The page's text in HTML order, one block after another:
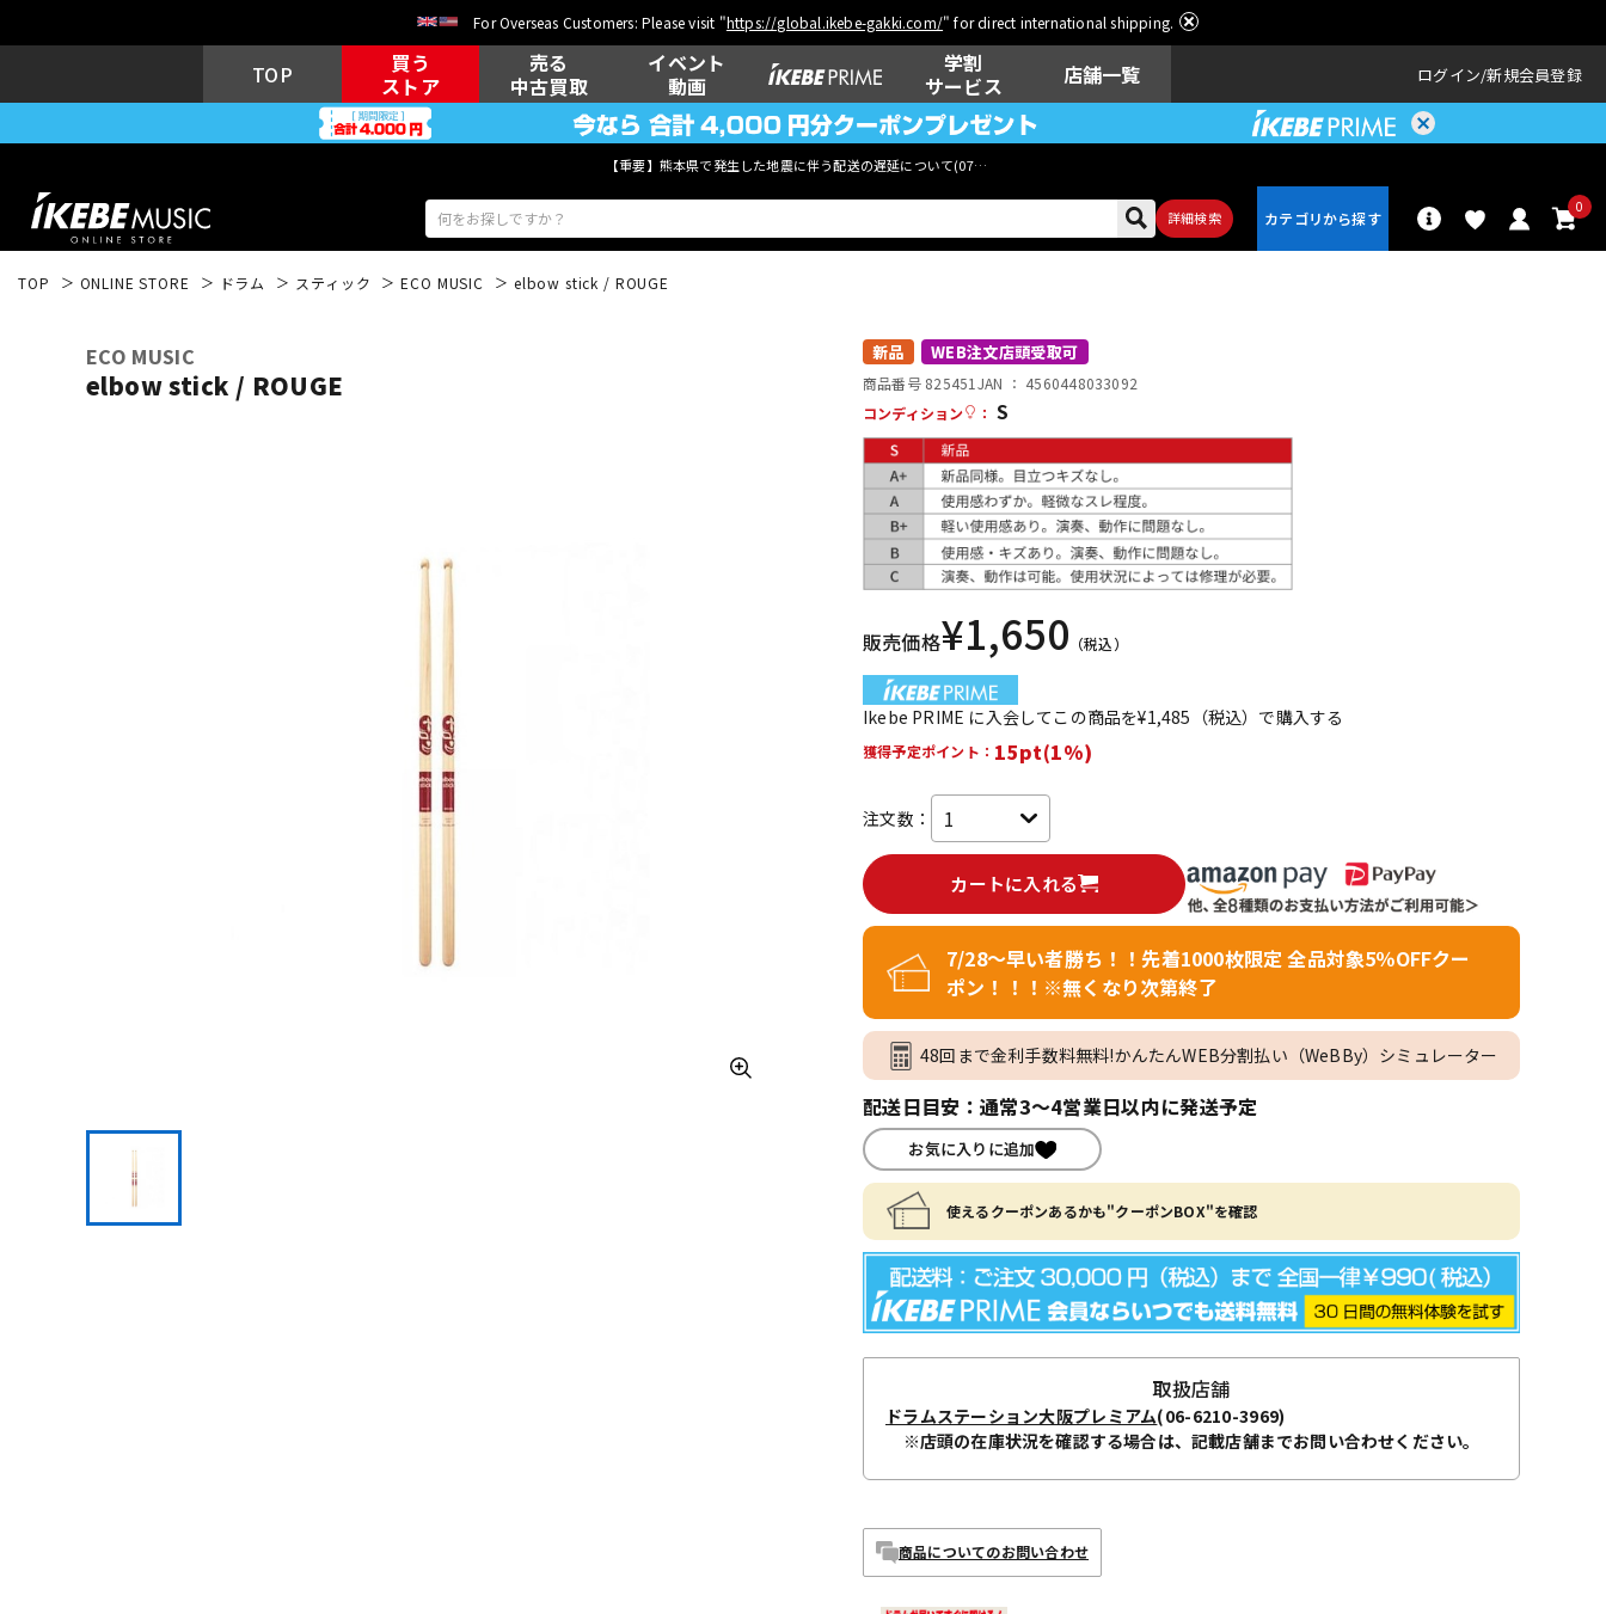
For Overseas Customers: Please visit "https://global.ikebe-gakki.com/" for direct international shipping.
TOP
買う
ストア
売る
中古買取
イベント
動画
学割
サービス
店舗一覧 ログイン 新規会員登録
【重要】熊本県で発生した地震に伴う配送の遅延について(07月29日
詳細検索
0
ウクレレ
その他楽器
DTM レコーディン
グ機器
配信/ライブ
機器
TOP ONLINE STORE ドラム スティック ECO MUSIC elbow stick / ROUGE
ECO MUSIC
elbow stick / ROUGE
新品 WEB注文店頭受取可
商品番号 825451 JAN ： 4560448033092
コンディション
： S
販売価格¥1,650 （税込）
Ikebe PRIME に入会してこの商品を¥1,485（税込）で購入する
獲得予定ポイント： 15pt(1%)
注文数：
カートに入れる
7/28～早い者勝ち！！先着1000枚限定 全品対象5％OFFクー
ポン！！！※無くなり次第終了
48回まで金利手数料無料!かんたんWEB分割払い（WeBBy）シミュレーター
配送日目安：通常3～4営業日以内に発送予定
お気に入りに追加
使えるクーポンあるかも"クーポンBOX"を確認
取扱店舗
ドラムステーション大阪プレミアム(06-6210-3969)
※店頭の在庫状況を確認する場合は、記載店舗までお問い合わせください。
商品についてのお問い合わせ